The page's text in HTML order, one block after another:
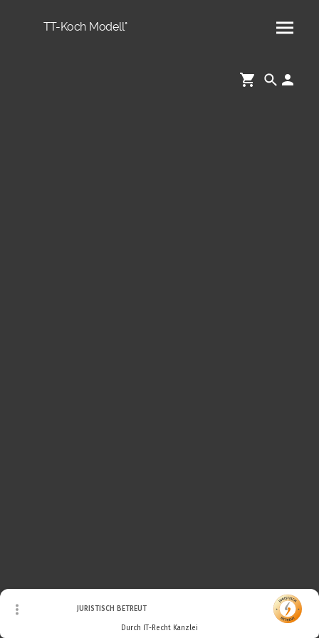
TT-Koch Modell°
JURISTISCH BETREUT
Durch IT-Recht Kanzlei